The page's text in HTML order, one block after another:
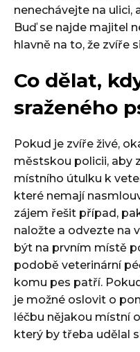
nenechávejte na ulici,
Buď se najde majitel
hlavně na to, že zvíře
Co dělat,
sraženého
Pokud je zvíře živé,
městskou policii, aby
místního útulku k
které nemají
zájem řešit případ,
naložte a odvezte na
být na prvním místě
podobě veterinární
komu pes patří.
je možné oslovit o
léčbu nějakou místní
který by třeba udělal